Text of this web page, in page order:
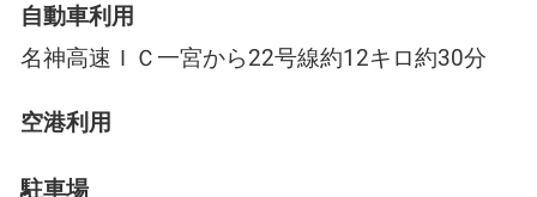
自動車利用
名神高速ＩＣ一宮から22号線約12キロ約30分
空港利用
駐車場